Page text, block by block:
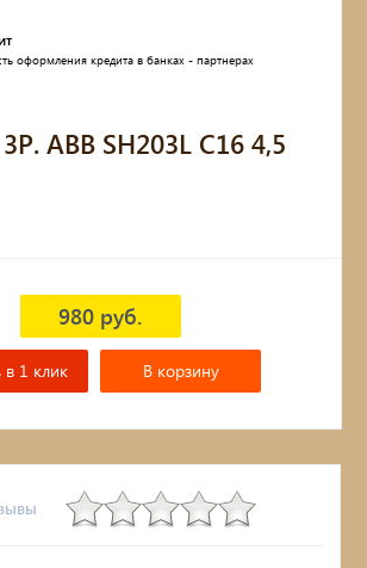
оформления кредита в банках - партнерах
ABB SH203L С16 4,5
980 руб.
В корзину
в 1 клик